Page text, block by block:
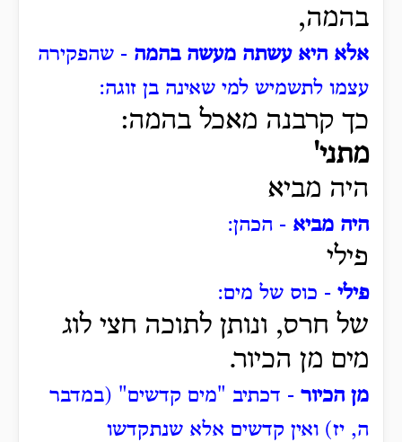
בהמה,
אלא היא עשתה מעשה בהמה - שהפקירה
עצמו לתשמיש למי שאינה בן זוגה:
כך קרבנה מאכל בהמה:
מתני'
היה מביא
היה מביא - הכהן:
פילי
פילי - כוס של מים:
של חרס, ונותן לתוכה חצי לוג
מים מן הכיור.
מן הכיור - דכתיב "מים קדשים" (במדבר
ה, יז) ואין קדשים אלא שנתקדשו